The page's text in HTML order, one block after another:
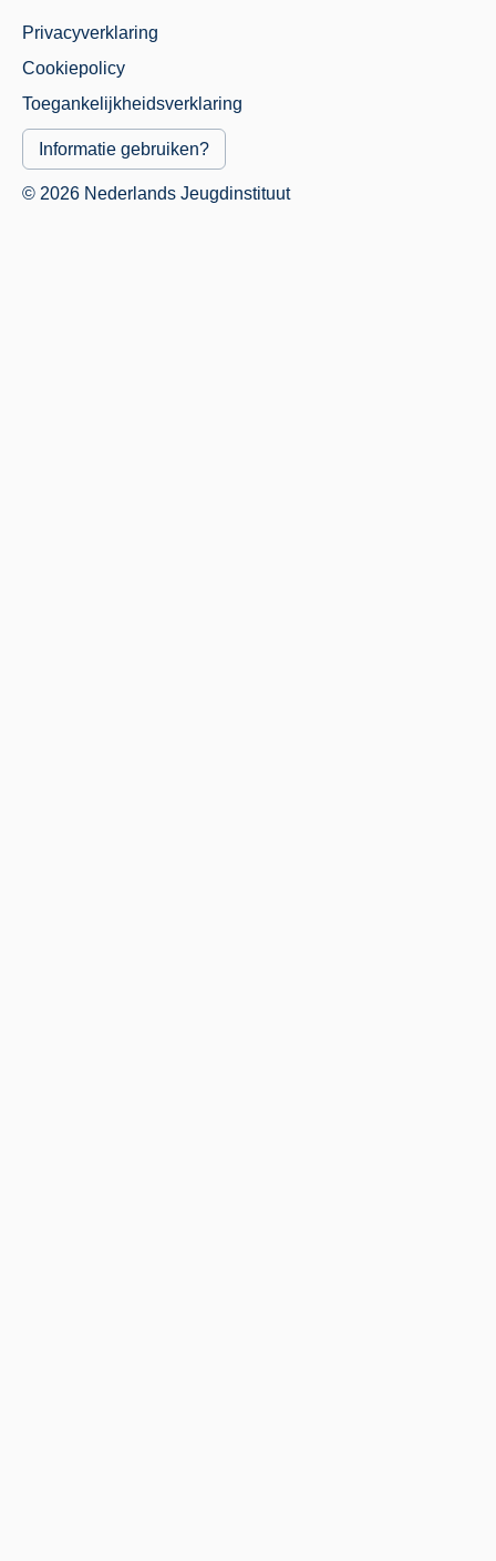
Juridisch
Menu
Privacyverklaring
Cookiepolicy
Toegankelijkheidsverklaring
Informatie gebruiken?
© 2026 Nederlands Jeugdinstituut